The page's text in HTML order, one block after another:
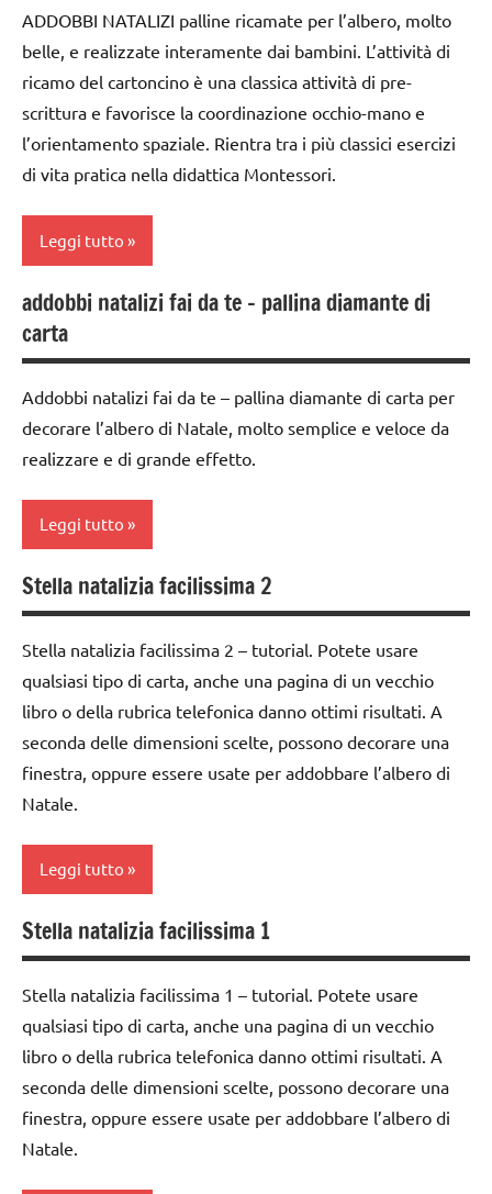
cardata
e feltro
Natale
racconti
STAGIONI
TUTORIAL
TUTTI GLI
ARGOMENTI
PER ETA'
TUTTI GLI
ARTICOLI
recite
TUTTI GLI
ARGOMENTI
PER ETA'
ARTICOLI
carta
cartamodelli
dai
6
anni
FESTE
GUIDA
DIDATTICA
WALDORF
Inverno
Natale
STAGIONI
TUTORIAL
TUTTI GLI
ARGOMENTI
PER ETA'
TUTTI GLI
ARTICOLI
ADDOBBI NATALIZI palline ricamate per l’albero, molto
belle, e realizzate interamente dai bambini. L’attività di
ricamo del cartoncino è una classica attività di pre-
scrittura e favorisce la coordinazione occhio-mano e
l’orientamento spaziale. Rientra tra i più classici esercizi
di vita pratica nella didattica Montessori.
Leggi tutto
albero
di
Natale
dai
3 ai
6
dai
6
anni
decorazioni
natalizie
FESTE
DELL'ANNO
GUIDA
DIDATTICA
MONTESSORI
Inverno
STAGIONI
ARGOMENTI
PER ETA'
TUTTI GLI
ARTICOLI
PRATICA
addobbi natalizi fai da te – pallina diamante di
carta
Addobbi natalizi fai da te – pallina diamante di carta per
decorare l’albero di Natale, molto semplice e veloce da
realizzare e di grande effetto.
Leggi tutto
albero
di
Natale
carta
6
anni
natalizie
Inverno
lavoretti
per
Natale
Natale
papercutting
Stella natalizia facilissima 2
Stella natalizia facilissima 2 – tutorial. Potete usare
qualsiasi tipo di carta, anche una pagina di un vecchio
libro o della rubrica telefonica danno ottimi risultati. A
seconda delle dimensioni scelte, possono decorare una
finestra, oppure essere usate per addobbare l’albero di
Natale.
Leggi tutto
carta
6
anni
natalizie
FESTE
Stella natalizia facilissima 1
Stella natalizia facilissima 1 – tutorial. Potete usare
qualsiasi tipo di carta, anche una pagina di un vecchio
libro o della rubrica telefonica danno ottimi risultati. A
seconda delle dimensioni scelte, possono decorare una
finestra, oppure essere usate per addobbare l’albero di
Natale.